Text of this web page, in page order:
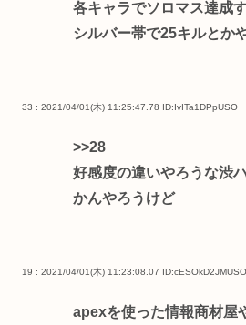
各キャラでソロマス達成
シルバー帯で25キルとか
33 : 2021/04/01(木) 11:25:47.78 ID:IvITa1DPpUSO
>>28
好感度の違いやろうな渋
かんやろうけど
19 : 2021/04/01(木) 11:23:08.07 ID:cESOkD2JMUSO
apexを使った情報商材屋